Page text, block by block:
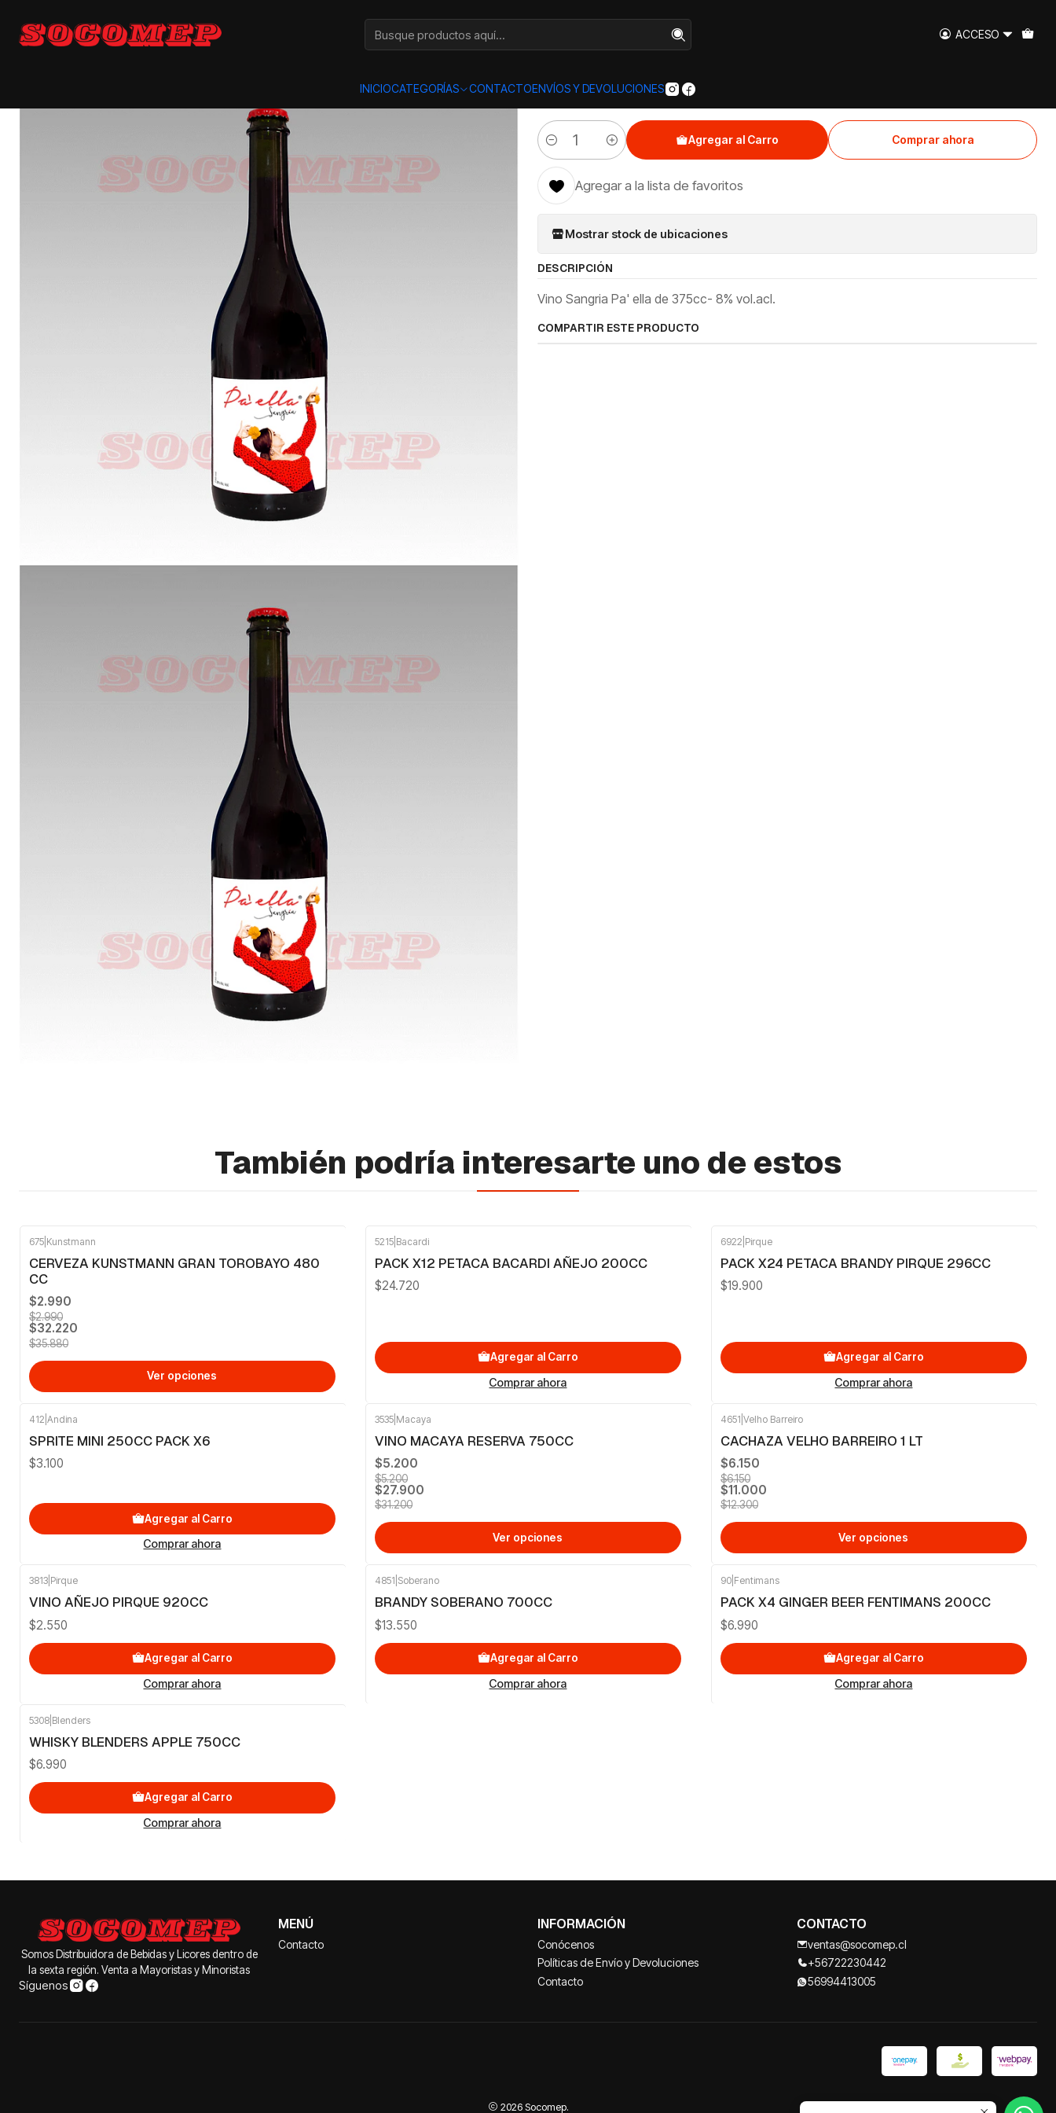
ACCESO
INICIOCATEGORÍAS CONTACTOENVÍOS Y DEVOLUCIONES
Sangria Pa' ella
Cantidad
Agregar al Carro Comprar ahora
Agregar a la lista de favoritos
Mostrar stock de ubicaciones
DESCRIPCIÓN
Vino Sangria Pa' ella de 375cc- 8% vol.acl.
COMPARTIR ESTE PRODUCTO
También podría interesarte uno de estos
675 Kunstmann
CERVEZA KUNSTMANN GRAN TOROBAYO 480
CC
$2.990
$2.990
$32.220
$35.880
Ver opciones
5215| Bacardi
PACK X12 PETACA BACARDI AÑEJO 200CC
$24.720
Agregar al Carro
Comprar ahora
6922 Pirque
PACK X24 PETACA BRANDY PIRQUE 296CC
$19.900
Agregar al Carro
Comprar ahora
412 Andina
SPRITE MINI 250CC PACK X6
$3.100
Agregar al Carro
Comprar ahora
3535| Macaya
VINO MACAYA RESERVA 750CC
$5.200
$5.200
$27.900
$31.200
Ver opciones
4651 Velho Barreiro
CACHAZA VELHO BARREIRO 1 LT
$6.150
$6.150
$11.000
$12.300
Ver opciones
3813 Pirque
VINO AÑEJO PIRQUE 920CC
$2.550
Agregar al Carro
Comprar ahora
4851 Soberano
BRANDY SOBERANO 700CC
$13.550
Agregar al Carro
Comprar ahora
90| Fentimans
PACK X4 GINGER BEER FENTIMANS 200CC
$6.990
Agregar al Carro
Comprar ahora
5308 Blenders
WHISKY BLENDERS APPLE 750CC
$6.990
Agregar al Carro
Comprar ahora
Somos Distribuidora de Bebidas y Licores dentro de
la sexta región. Venta a Mayoristas y Minoristas
Síguenos
MENÚ
Contacto
INFORMACIÓN
Conócenos
Políticas de Envío y Devoluciones
Contacto
CONTACTO
ventas@socomep.cl
+56722230442
56994413005
2026 Socomep.